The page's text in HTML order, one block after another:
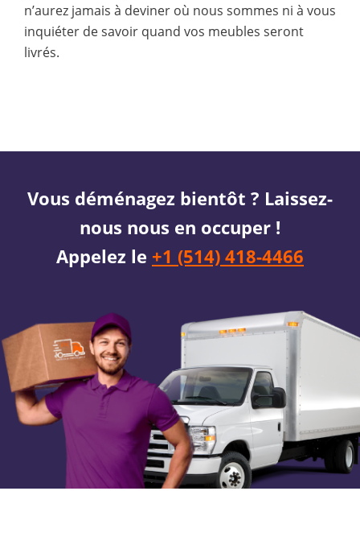
n’aurez jamais à deviner où nous sommes ni à vous
inquiéter de savoir quand vos meubles seront
livrés.
Vous déménagez bientôt ? Laissez-
nous nous en occuper !
Appelez le +1 (514) 418-4466